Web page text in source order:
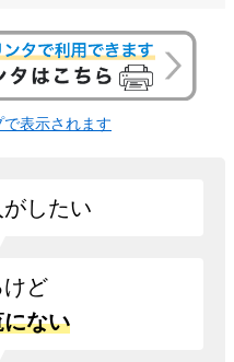
表示されます
したい
ど
ない